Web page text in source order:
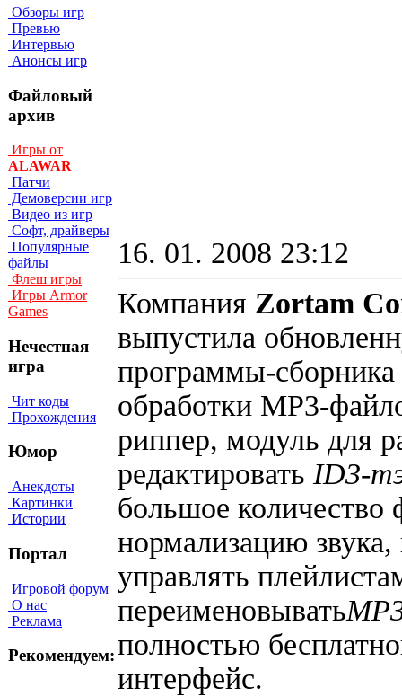
Обзоры игр
Превью
Интервью
Анонсы игр
Файловый
архив
Игры от
ALAWAR
Патчи
Демоверсии игр
Видео из игр
Софт, драйверы
Популярные
файлы
Флеш игры
Игры Armor
Games
Нечестная
игра
Чит коды
Прохождения
Юмор
Анекдоты
Картинки
Истории
Портал
Игровой форум
О нас
Реклама
Рекомендуем:
16. 01. 2008 23:12
Компания Zortam
выпустила
программы-сборника
обработки MP3-
риппер, модуль для
редактировать ID3-
большое количество
нормализацию
управлять
переименовывать
полностью
интерфейс.